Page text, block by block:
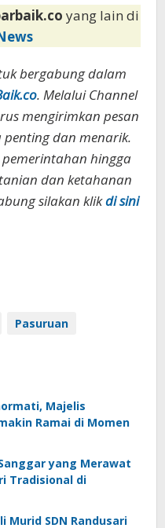
yang lain di
bergabung dalam
. Melalui Channel
mengirimkan pesan
dan menarik.
hingga
dan ketahanan
silakan klikdi sini
Pasuruan
Majelis
Ramai di Momen
yang Merawat
Tradisional di
Murid SDN Randusari